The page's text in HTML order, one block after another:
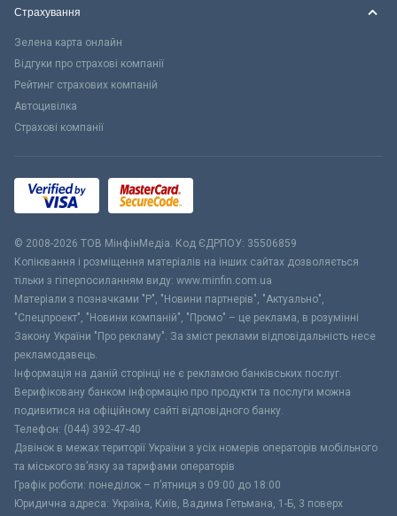
Страхування
Зелена карта онлайн
Відгуки про страхові компанії
Рейтинг страхових компаній
Автоцивілка
Страхові компанії
© 2008-2026 ТОВ МiнфiнМедiа. Код ЄДРПОУ: 35506859
Копіювання і розміщення матеріалів на інших сайтах дозволяється
тільки з гіперпосиланням виду: www.minfin.com.ua
Матеріали з позначками "Р", "Новини партнерів", "Актуально",
"Спецпроект", "Новини компаній", "Промо" – це реклама, в розумінні
Закону України "Про рекламу". За зміст реклами відповідальність несе
рекламодавець.
Інформація на даній сторінці не є рекламою банківських послуг.
Верифіковану банком інформацію про продукти та послуги можна
подивитися на офіційному сайті відповідного банку.
Телефон: (044) 392-47-40
Дзвінок в межах території України з усіх номерів операторів мобільного
та міського зв’язку за тарифами операторів
Графік роботи: понеділок – п’ятниця з 09:00 до 18:00
Юридична адреса: Україна, Київ, Вадима Гетьмана, 1-Б, 3 поверх